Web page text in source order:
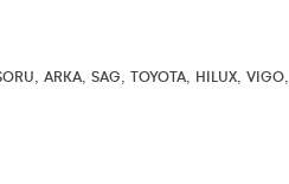
, ARKA, SAG, TOYOTA, HILUX, VIGO,